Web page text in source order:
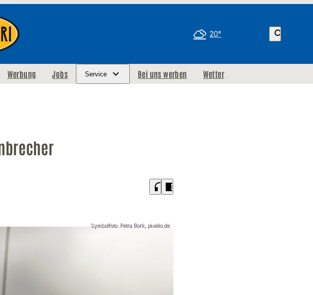
20° search
Werbung Jobs Service Bei uns werben Wetter
headphones chrome_reader_mode
Symbolfoto: Petra Bork, pixelio.de